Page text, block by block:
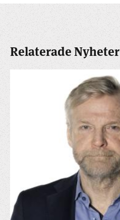
Relaterade Nyheter